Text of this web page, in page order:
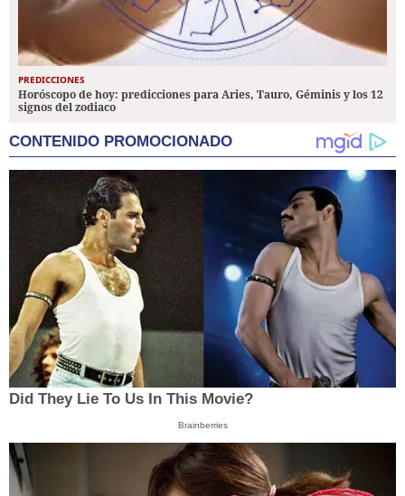
PREDICCIONES
Horóscopo de hoy: predicciones para Aries, Tauro, Géminis y los 12
signos del zodiaco
CONTENIDO PROMOCIONADO
Did They Lie To Us In This Movie?
Brainberries